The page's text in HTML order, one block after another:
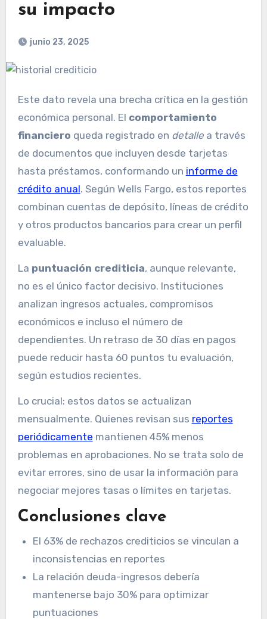
su impacto
junio 23, 2025
Este dato revela una brecha crítica en la gestión
económica personal. El comportamiento
financiero queda registrado en detallea través
de documentos que incluyen desde tarjetas
hasta préstamos, conformando un informe de
crédito anual. Según Wells Fargo, estos reportes
combinan cuentas de depósito, líneas de crédito
y otros productos bancarios para crear un perfil
evaluable.
La puntuación crediticia, aunque relevante,
no es el único factor decisivo. Instituciones
analizan ingresos actuales, compromisos
económicos e incluso el número de
dependientes. Un retraso de 30 días en pagos
puede reducir hasta 60 puntos tu evaluación,
según estudios recientes.
Lo crucial: estos datos se actualizan
mensualmente. Quienes revisan sus reportes
periódicamente mantienen 45% menos
problemas en aprobaciones. No se trata solo de
evitar errores, sino de usar la información para
negociar mejores tasas o límites en tarjetas.
Conclusiones clave
El 63% de rechazos crediticios se vinculan a
inconsistencias en reportes
La relación deuda-ingresos debería
mantenerse bajo 30% para optimizar
puntuaciones